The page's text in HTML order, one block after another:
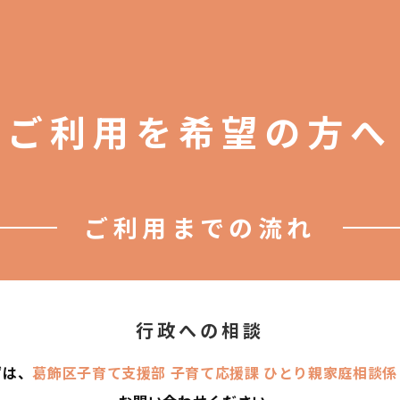
ご利用を希望の方へ
ご利用までの流れ
行政への相談
、葛飾区子育て支援部 子育て応援課 ひとり親家庭相談係